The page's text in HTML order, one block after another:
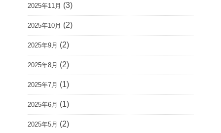
2025年11月 (3)
2025年10月 (2)
2025年9月 (2)
2025年8月 (2)
2025年7月 (1)
2025年6月 (1)
2025年5月 (2)